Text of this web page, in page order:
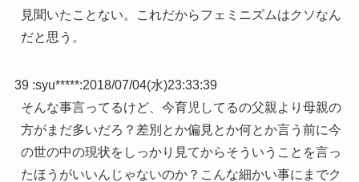
見聞いたことない。これだからフェミニズムはクソなん
だと思う。
39 :syu*****:2018/07/04(水)23:33:39
そんな事言ってるけど、今育児してるの父親より母親の
方がまだ多いだろ？差別とか偏見とか何とか言う前に今
の世の中の現状をしっかり見てからそういうことを言っ
たほうがいいんじゃないのか？こんな細かい事にまでク